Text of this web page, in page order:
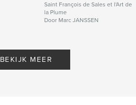
Saint François de Sales et l'Art de
la Plume
Door Marc JANSSEN
BEKIJK MEER